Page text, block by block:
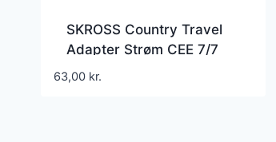
SKROSS Country Travel
Adapter Strøm CEE 7/7
Europlug (strøm CEE 7/16)
63,00 kr.